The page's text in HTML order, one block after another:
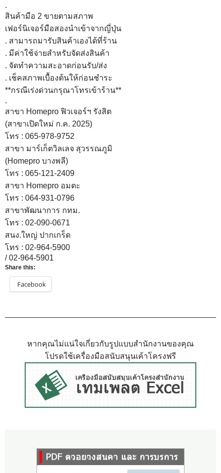
.
สินค้ามือ 2 ขายตามสภาพ
เฟอร์นิเจอร์มือสองนำเข้าจากญี่ปุ่น
. สามารถมารับสินค้าเองได้ที่ร้าน
. มีค่าใช้จ่ายสำหรับจัดส่งสินค้า
. จัดทำความสะอาดก่อนรับ/ส่ง
. เช็คสภาพเบื้องต้นให้ก่อนชำระ
**กรณีเร่งด่วนกรุณาโทรเข้าร้าน**
.
สาขา Homepro ฟิวเจอร์ฯ รังสิต
(สาขาเปิดใหม่ ก.ค. 2025)
โทร : 065-978-9752
สาขา มาร์เก็ตวิลเลจ สุวรรณภูมิ
(Homepro บางพลี)
โทร : 065-121-2409
สาขา Homepro อมตะ
โทร : 064-931-0796
สาขาพัฒนาการ กทม.
โทร : 02-090-0671
สนง.ใหญ่ ปากเกร็ด
โทร : 02-964-5900
/ 02-964-5901
Share this:
Facebook
หากคุณไม่แน่ใจเกี่ยวกับรูปแบบสำนักงานของคุณ
โปรดใช้เครื่องมือสนับสนุนเค้าโครงฟรี